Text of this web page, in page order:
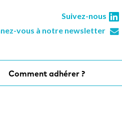
Suivez-nous
vous à notre newsletter
Comment adhérer ?